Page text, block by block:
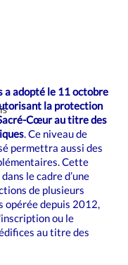
a adopté le 11 octobre
la protection
Cœur au titre des
. Ce niveau de
permettra aussi des
Cette
le cadre d’une
de plusieurs
opérée depuis 2012,
ou le
au titre des